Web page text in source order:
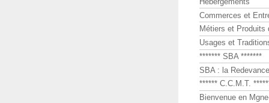
Commerces et
Métiers et Produits
Usages et
******* SBA *******
SBA : la
****** C.C.M.T.
Bienvenue en